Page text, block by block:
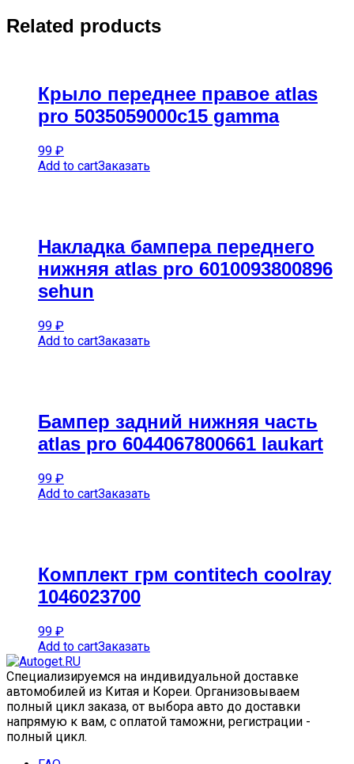
Related products
Крыло переднее правое atlas
pro 5035059000c15 gamma
99 ₽
Add to cartЗаказать
Накладка бампера переднего
нижняя atlas pro 6010093800896
sehun
99 ₽
Add to cartЗаказать
Бампер задний нижняя часть
atlas pro 6044067800661 laukart
99 ₽
Add to cartЗаказать
Комплект грм contitech coolray
1046023700
99 ₽
Add to cartЗаказать
Специализируемся на индивидуальной доставке
автомобилей из Китая и Кореи. Организовываем
полный цикл заказа, от выбора авто до доставки
напрямую к вам, с оплатой таможни, регистрации -
полный цикл.